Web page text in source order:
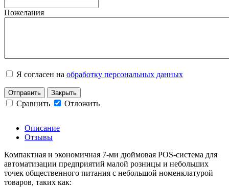
Пожелания
Я согласен на обработку персональных данных
Отправить Закрыть
Сравнить Отложить
Описание
Отзывы
Компактная и экономичная 7-ми дюймовая POS-система для
автоматизации предприятий малой розницы и небольших
точек общественного питания с небольшой номенклатурой
товаров, таких как: